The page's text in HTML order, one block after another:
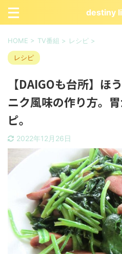
destiny
HOME > TV番組 > レシピ >
レシピ
【DAIGOも台所】ほ
ニク風味の作り方。
ピ。
2022年12月26日